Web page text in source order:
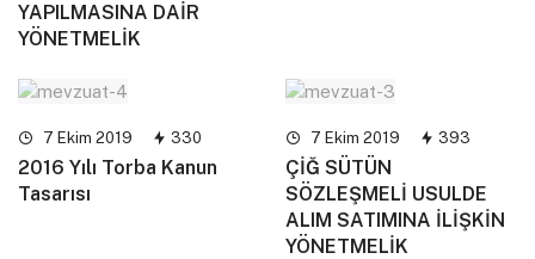
YAPILMASINA DAİR
YÖNETMELİK
7 Ekim 2019 330
2016 Yılı Torba Kanun
Tasarısı
7 Ekim 2019 393
ÇİĞ SÜTÜN
SÖZLEŞMELİ USULDE
ALIM SATIMINA İLİŞKİN
YÖNETMELİK